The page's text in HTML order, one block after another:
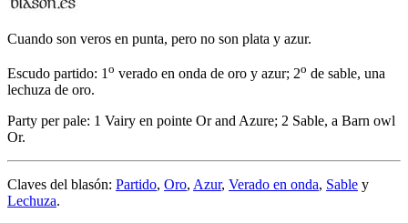
Cuando son veros en punta, pero no son plata y azur.
Escudo partido: 1 o verado en onda de oro y azur; 2o de sable, una
lechuza de oro.
Party per pale: 1 Vairy en pointe Or and Azure; 2 Sable, a Barn owl
Or.
Claves del blasón: Partido, Oro, Azur, Verado en onda, Sable y
Lechuza.